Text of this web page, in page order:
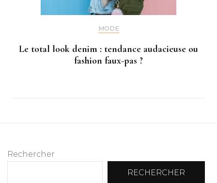
MODE
Le total look denim : tendance audacieuse ou
fashion faux-pas ?
Rechercher
RECHERCHER